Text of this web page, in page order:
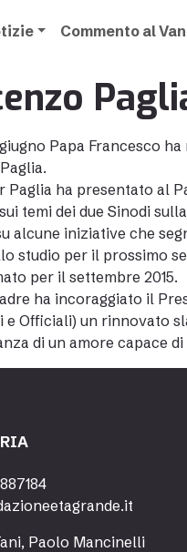
Commento al
Papa Francesco
Paglia ha presentato al
temi dei due Sinodi
alcune iniziative che
studio per il prossimo
per il settembre 2015.
ha incoraggiato il
e Officiali) un rinnovato
di un amore capace
Paolo Mancinelli